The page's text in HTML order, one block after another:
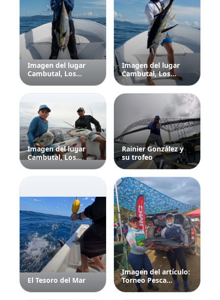
Imagen del lugar
Cambutal, Los
Imagen del lugar
Cambutal, Los
Santos
Imagen del lugar
Cambutal, Los
Rainier González y
su trofeo
El Tesoro del Mar
Imagen del artículo:
Torneo Pesca
Cambutal Copa